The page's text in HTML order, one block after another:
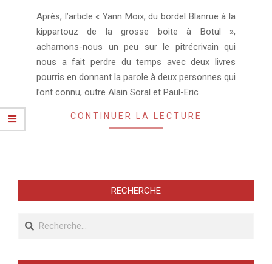
02-
03
Après, l’article « Yann Moix, du bordel Blanrue à la
kippartouz de la grosse boite à Botul »,
acharnons-nous un peu sur le pitrécrivain qui
nous a fait perdre du temps avec deux livres
pourris en donnant la parole à deux personnes qui
l’ont connu, outre Alain Soral et Paul-Eric
CONTINUER LA LECTURE
RECHERCHE